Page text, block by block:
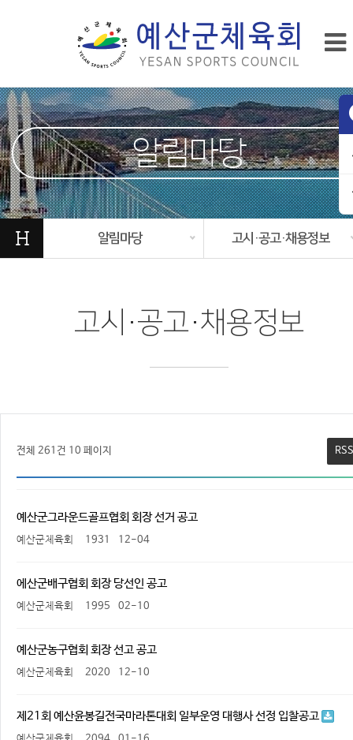
알림마당
H 알림마당 고시·공고·채용정보
고시·공고·채용정보
전체 261건 10 페이지 RSS
예산군그라운드골프협회 회장 선거 공고
예산군체육회 1931 12-04
에산군배구협회 회장 당선인 공고
예산군체육회 1995 02-10
예산군농구협회 회장 선고 공고
예산군체육회 2020 12-10
제21회 예산윤봉길전국마라톤대회 일부운영 대행사 선정 입찰공고